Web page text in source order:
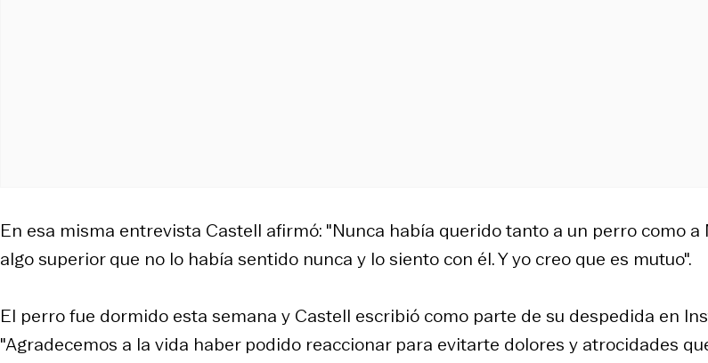
En esa misma entrevista Castell afirmó: "Nunca había querido tanto a un perro como a
algo superior que no lo había sentido nunca y lo siento con él. Y yo creo que es mutuo".
El perro fue dormido esta semana y Castell escribió como parte de su despedida en
"Agradecemos a la vida haber podido reaccionar para evitarte dolores y atrocidades